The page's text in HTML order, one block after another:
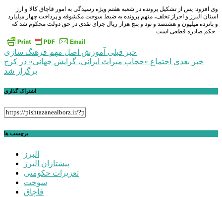
وی افزود: پس از تشکیل پرونده در شعبه هفتم ویژه رسیدگی به امور قاچاق کالا و ارز
استان البرز و احراز تخلف، متهم پرونده به ضبط سوخت مکشوفه و پرداخت چهار میلیارد
و پانزده میلیون و هشتصد و نود و پنج هزار ریال جزای نقدی در حق دولت محکوم شد که
حکم صادره قطعی است.
راهبری
نوشته
خبر قبلی آموزش اصل مهم فرهنگ سازی
خبر بعدی اجتماع «حجاب میراث ایرانی، گرایش جهانی» در کرج
برگزار ‌شد
اشتراک گذاری
برچسب ها
البرز
پیشتازان البرز
تعزیرات حکومتی
سوخت
قاچاق